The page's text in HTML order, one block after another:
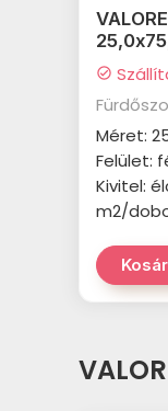
check_circle
Méret:
Felület:
Kivitel:
m2/